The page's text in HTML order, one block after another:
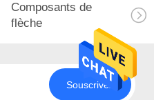
Composants de
flèche
Souscrivez